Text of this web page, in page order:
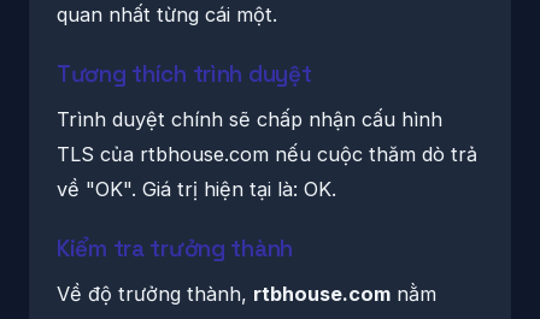
quan nhất từng cái một.
Tương thích trình duyệt
Trình duyệt chính sẽ chấp nhận cấu hình
TLS của rtbhouse.com nếu cuộc thăm dò trả
về "OK". Giá trị hiện tại là: OK.
Kiểm tra trưởng thành
Về độ trưởng thành, rtbhouse.com nằm